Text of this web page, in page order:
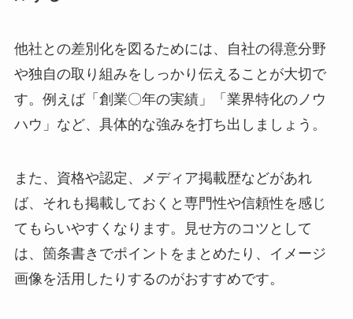
他社との差別化を図るためには、自社の得意分野
や独自の取り組みをしっかり伝えることが大切で
す。例えば「創業〇年の実績」「業界特化のノウ
ハウ」など、具体的な強みを打ち出しましょう。
また、資格や認定、メディア掲載歴などがあれ
ば、それも掲載しておくと専門性や信頼性を感じ
てもらいやすくなります。見せ方のコツとして
は、箇条書きでポイントをまとめたり、イメージ
画像を活用したりするのがおすすめです。